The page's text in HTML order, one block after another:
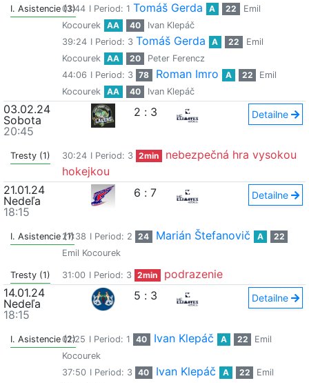
I. Asistencie (3)
01:44 I Period: 1 Tomáš Gerda A 22
Emil
Kocourek
AA 40
Ivan Klepáč
39:24 I Period: 3 Tomáš Gerda A 22
Emil
Kocourek
AA 20
Peter Ferencz
44:06 I Period: 3 78 Roman Imro A 22
Emil
Kocourek
AA 40 Ivan Klepáč
03.02.24
Sobota
20:45
2 : 3 Detailne
Tresty (1) 30:24 I Period: 3 2min
nebezpečná hra vysokou
hokejkou
21.01.24
Nedeľa
18:15
6 : 7 Detailne
I. Asistencie (1)27:38 I Period: 2 24 Marián Štefanovič A
22
Emil Kocourek
Tresty (1) 31:00 I Period: 3 2min
podrazenie
14.01.24
Nedeľa
18:15
5 : 3 Detailne
I. Asistencie (2)
01:25 I Period: 1 40 Ivan Klepáč A 22
Emil
Kocourek
37:50 I Period: 3 40 Ivan Klepáč A 22
Emil